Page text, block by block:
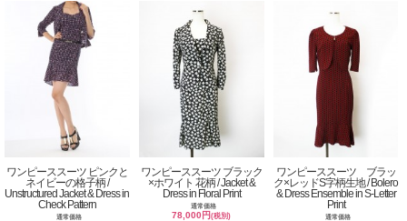
ワンピーススーツ ピンクと
ネイビーの格子柄 /
Unstructured Jacket & Dress in
Check Pattern
通常価格
ワンピーススーツ ブラック
×ホワイト 花柄 / Jacket &
Dress in Floral Print
通常価格
78,000円(税別)
ワンピーススーツ ブラッ
ク×レッドS字柄生地 / Bolero
& Dress Ensemble in S-Letter
Print
通常価格